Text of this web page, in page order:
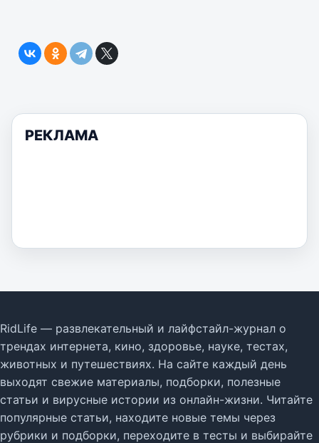
РЕКЛАМА
RidLife — развлекательный и лайфстайл-журнал о
трендах интернета, кино, здоровье, науке, тестах,
животных и путешествиях. На сайте каждый день
выходят свежие материалы, подборки, полезные
статьи и вирусные истории из онлайн-жизни. Читайте
популярные статьи, находите новые темы через
рубрики и подборки, переходите в тесты и выбирайте